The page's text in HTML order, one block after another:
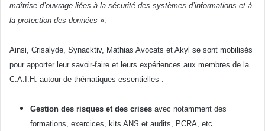
maîtrise d’ouvrage liées à la sécurité des systèmes d’informations et à
la protection des données ».
Ainsi, Crisalyde, Synacktiv, Mathias Avocats et Akyl se sont mobilisés
pour apporter leur savoir-faire et leurs expériences aux membres de la
C.A.I.H. autour de thématiques essentielles :
Gestion des risques et des crises avec notamment des
formations, exercices, kits ANS et audits, PCRA, etc.